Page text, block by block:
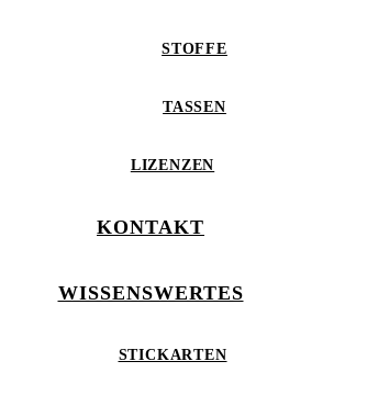
STOFFE
TASSEN
LIZENZEN
KONTAKT
WISSENSWERTES
STICKARTEN